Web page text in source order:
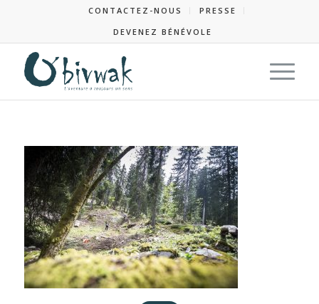
CONTACTEZ-NOUS
PRESSE
DEVENEZ BÉNÉVOLE